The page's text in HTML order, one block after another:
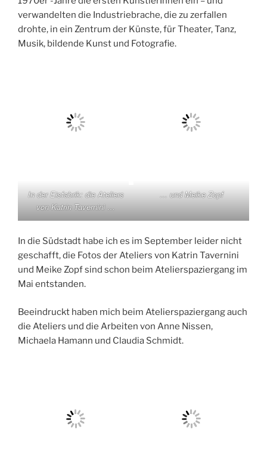
verwandelten die Industriebrache, die zu zerfallen
drohte, in ein Zentrum der Künste, für Theater, Tanz,
Musik, bildende Kunst und Fotografie.
In der Eisfabrik: die Ateliers
von Katrin Tavernini …
… und Meike Zopf
In die Südstadt habe ich es im September leider nicht
geschafft, die Fotos der Ateliers von Katrin Tavernini
und Meike Zopf sind schon beim Atelierspaziergang im
Mai entstanden.
Beeindruckt haben mich beim Atelierspaziergang auch
die Ateliers und die Arbeiten von Anne Nissen,
Michaela Hamann und Claudia Schmidt.